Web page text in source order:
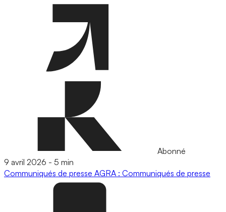
Abonné
9 avril 2026 - 5 min
Communiqués de presse AGRA : Communiqués de presse